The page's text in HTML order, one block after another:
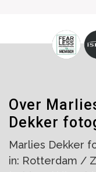
Over
Dekker
Marlies Dekker
in: Rotterdam /